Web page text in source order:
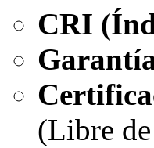
CRI
(Libre